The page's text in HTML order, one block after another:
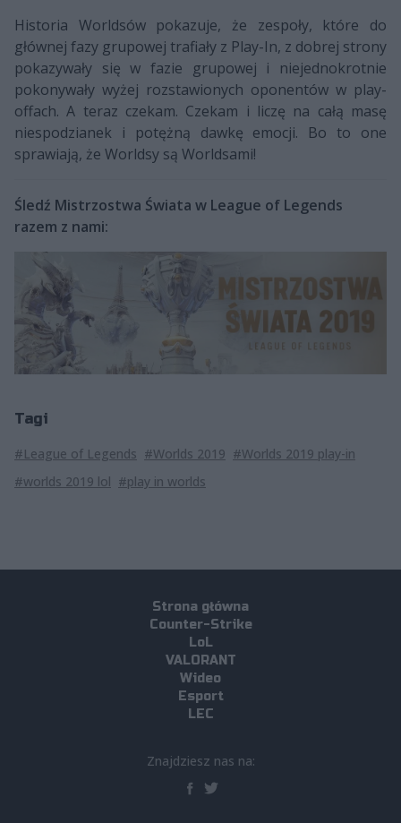
Historia Worldsów pokazuje, że zespoły, które do
głównej fazy grupowej trafiały z Play-In, z dobrej strony
pokazywały się w fazie grupowej i niejednokrotnie
pokonywały wyżej rozstawionych oponentów w play-
offach. A teraz czekam. Czekam i liczę na całą masę
niespodzianek i potężną dawkę emocji. Bo to one
sprawiają, że Worldsy są Worldsami!
Śledź Mistrzostwa Świata w League of Legends
razem z nami:
Tagi
#League of Legends #Worlds 2019 #Worlds 2019 play-in
#worlds 2019 lol #play in worlds
Strona główna
Counter-Strike
LoL
VALORANT
Wideo
Esport
LEC
Znajdziesz nas na: